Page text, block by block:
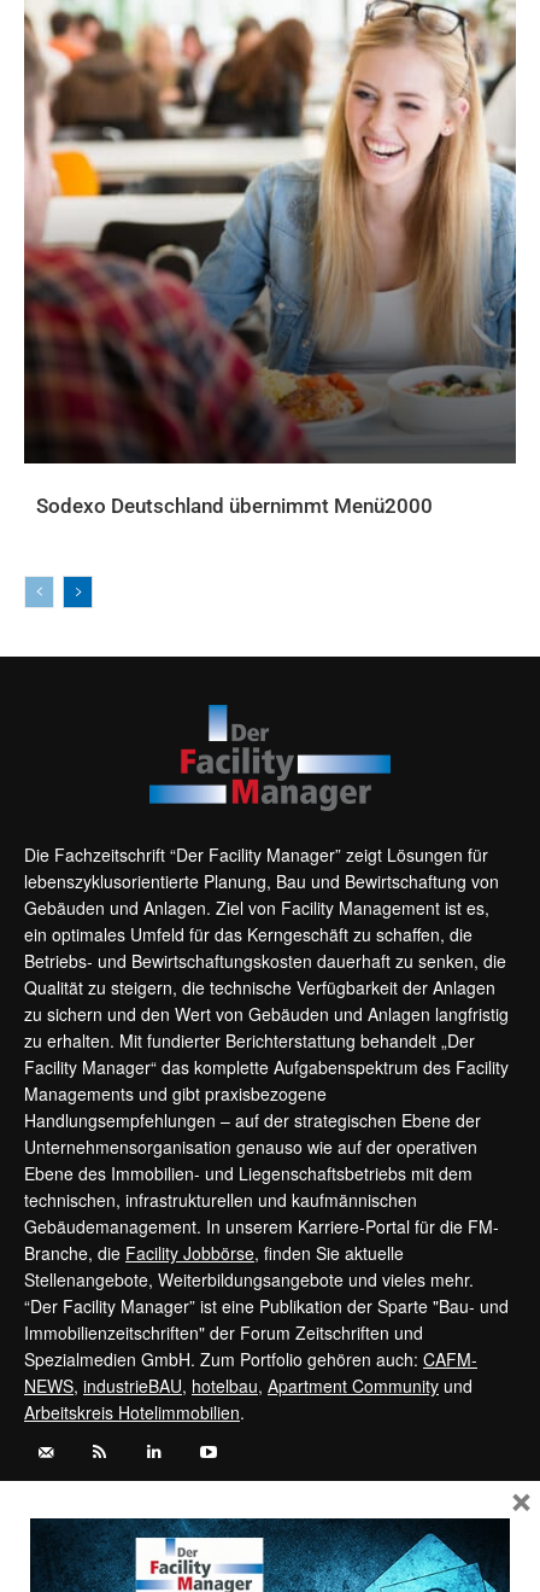
Sodexo Deutschland übernimmt Menü2000
Die Fachzeitschrift “Der Facility Manager” zeigt Lösungen für
lebenszyklusorientierte Planung, Bau und Bewirtschaftung von
Gebäuden und Anlagen. Ziel von Facility Management ist es,
ein optimales Umfeld für das Kerngeschäft zu schaffen, die
Betriebs- und Bewirtschaftungskosten dauerhaft zu senken, die
Qualität zu steigern, die technische Verfügbarkeit der Anlagen
zu sichern und den Wert von Gebäuden und Anlagen langfristig
zu erhalten. Mit fundierter Berichterstattung behandelt „Der
Facility Manager“ das komplette Aufgabenspektrum des Facility
Managements und gibt praxisbezogene
Handlungsempfehlungen – auf der strategischen Ebene der
Unternehmensorganisation genauso wie auf der operativen
Ebene des Immobilien- und Liegenschaftsbetriebs mit dem
technischen, infrastrukturellen und kaufmännischen
Gebäudemanagement. In unserem Karriere-Portal für die FM-
Branche, die Facility Jobbörse, finden Sie aktuelle
Stellenangebote, Weiterbildungsangebote und vieles mehr.
“Der Facility Manager” ist eine Publikation der Sparte "Bau- und
Immobilienzeitschriften" der Forum Zeitschriften und
Spezialmedien GmbH. Zum Portfolio gehören auch: CAFM-
NEWS, industrieBAU, hotelbau, Apartment Community und
Arbeitskreis Hotelimmobilien.
Kontaktieren Sie uns:service@forum-zeitschriften.de
Vertrag widerrufen
×